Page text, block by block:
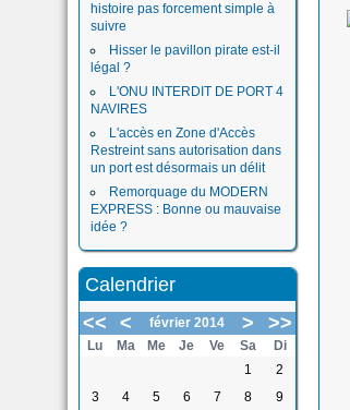
histoire pas forcement simple à
suivre
Hisser le pavillon pirate est-il
légal ?
L'ONU INTERDIT DE PORT 4
NAVIRES
L'accès en Zone d'Accès
Restreint sans autorisation dans
un port est désormais un délit
Remorquage du MODERN
EXPRESS : Bonne ou mauvaise
idée ?
Calendrier
<<
< février 2014 > >>
Lu Ma Me Je Ve Sa
Di
1
2
3
4 5 6 7 8 9